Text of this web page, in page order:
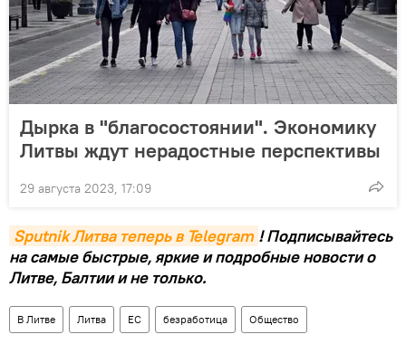
Дырка в "благосостоянии". Экономику
Литвы ждут нерадостные перспективы
29 августа 2023, 17:09
Sputnik Литва теперь в Telegram ! Подписывайтесь
на самые быстрые, яркие и подробные новости о
Литве, Балтии и не только.
В Литве Литва ЕС безработица Общество